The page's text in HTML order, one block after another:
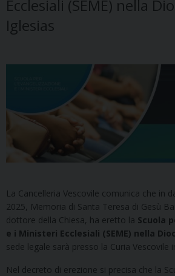
Ecclesiali (SEME) nella
Iglesias
La Cancelleria Vescovile comunica che in
2025, Memoria di Santa Teresa di Gesù
dottore della Chiesa, ha eretto la Scuola
e i Ministeri Ecclesiali (SEME) nella
sede legale sarà presso la Curia Vescovile
Nel decreto di erezione si precisa che la